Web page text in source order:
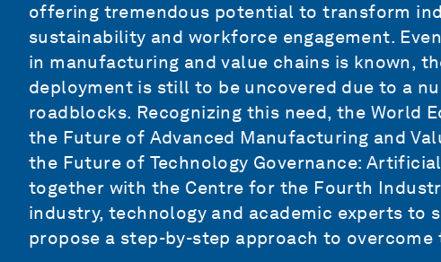
offering tremendous potential to transform
sustainability and workforce engagement.
in manufacturing and value chains is known,
deployment is still to be uncovered due to a
roadblocks. Recognizing this need, the World
the Future of Advanced Manufacturing and
the Future of Technology Governance:
together with the Centre for the Fourth
industry, technology and academic experts to
propose a step-by-step approach to overcome